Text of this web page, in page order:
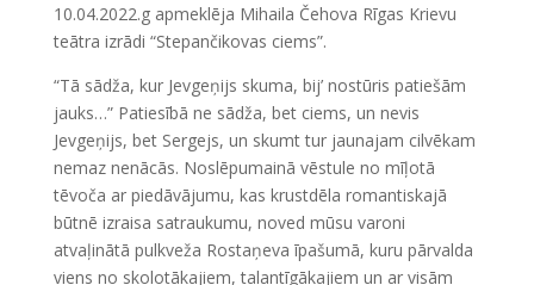
10.04.2022.g apmeklēja Mihaila Čehova Rīgas Krievu
teātra izrādi “Stepančikovas ciems”.
“Tā sādža, kur Jevgeņijs skuma, bij’ nostūris patiešām
jauks…” Patiesībā ne sādža, bet ciems, un nevis
Jevgeņijs, bet Sergejs, un skumt tur jaunajam cilvēkam
nemaz nenācās. Noslēpumainā vēstule no mīļotā
tēvoča ar piedāvājumu, kas krustdēla romantiskajā
būtnē izraisa satraukumu, noved mūsu varoni
atvaļinātā pulkveža Rostaņeva īpašumā, kuru pārvalda
viens no skolotākajiem, talantīgākajiem un ar visām